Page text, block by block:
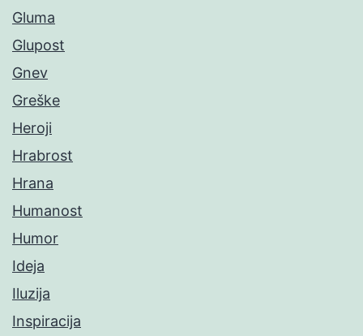
Gluma
Glupost
Gnev
Greške
Heroji
Hrabrost
Hrana
Humanost
Humor
Ideja
Iluzija
Inspiracija